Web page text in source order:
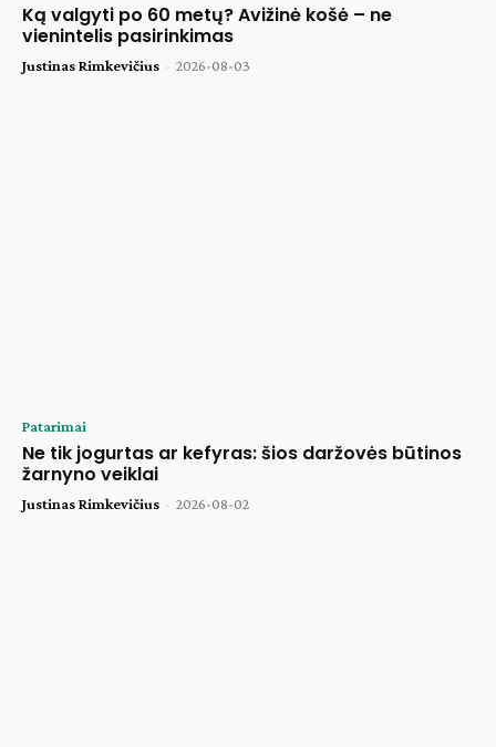
Ką valgyti po 60 metų? Avižinė košė – ne
vienintelis pasirinkimas
Justinas Rimkevičius - 2026-08-03
Patarimai
Ne tik jogurtas ar kefyras: šios daržovės būtinos
žarnyno veiklai
Justinas Rimkevičius - 2026-08-02